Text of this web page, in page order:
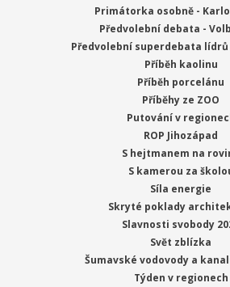
Primátorka osobně -
Předvolební debata -
Předvolební superdebata lídrů
Příběh kaolinu
Příběh porcelánu
Příběhy ze ZOO
Putování v
ROP Jihozápad
S hejtmanem na
S kamerou za
Síla energie
Skryté poklady
Slavnosti svobody
Svět zblízka
Šumavské vodovody a
Týden v regionech